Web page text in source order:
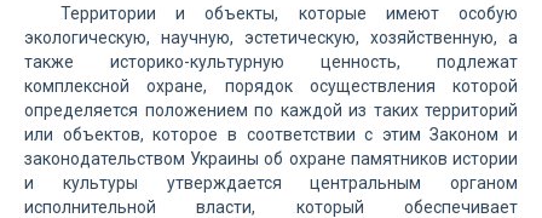
Территории и объекты, которые имеют особую
экологическую, научную, эстетическую, хозяйственную, а
также историко-культурную ценность, подлежат
комплексной охране, порядок осуществления которой
определяется положением по каждой из таких территорий
или объектов, которое в соответствии с этим Законом и
законодательством Украины об охране памятников истории
и культуры утверждается центральным органом
исполнительной власти, который обеспечивает